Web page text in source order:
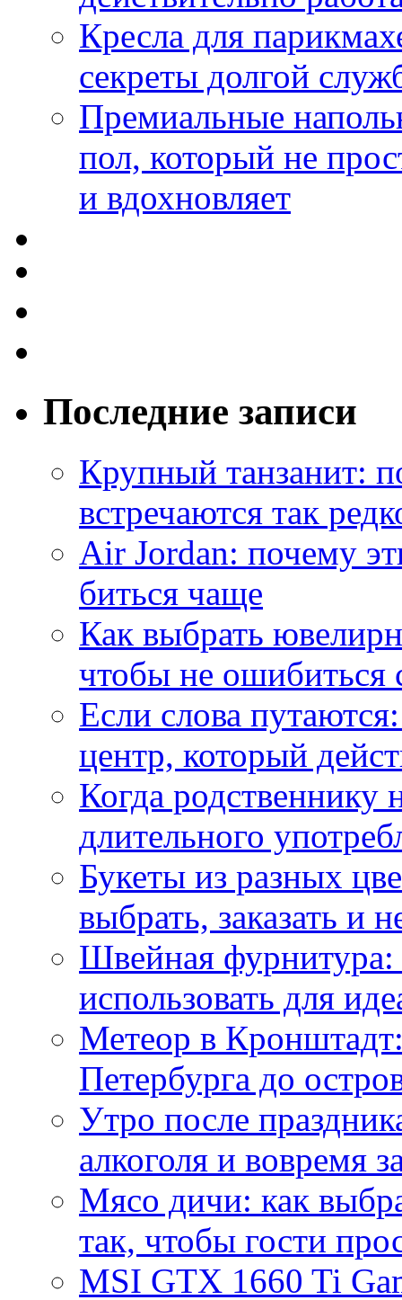
Кресла для
секреты долгой
Премиальные
пол, который не
и вдохновляет
Последние записи
Крупный танзанит:
встречаются так
Air Jordan: почему
биться чаще
Как выбрать
чтобы не ошибиться
Если слова
центр, который
Когда
длительного
Букеты из разных
выбрать, заказать и
Швейная фурнитура:
использовать для
Метеор в
Петербурга до
Утро после
алкоголя и вовремя
Мясо дичи: как
так, чтобы гости
MSI GTX 1660 Ti